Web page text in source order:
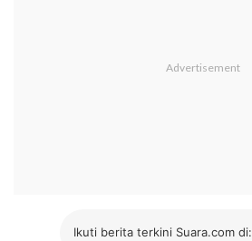
Ikuti berita terkini Suara.com di: